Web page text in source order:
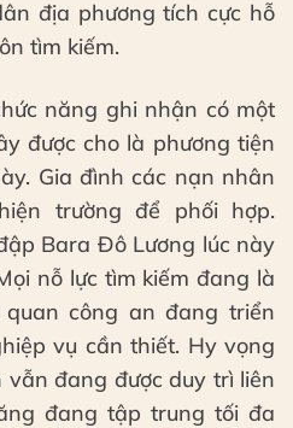
địa phương tích cực hỗ
tìm kiếm.
năng ghi nhận có một
được cho là phương tiện
Gia đình các nạn nhân
trường để phối hợp.
Bara Đô Lương lúc này
nỗ lực tìm kiếm đang là
công an đang triển
vụ cần thiết. Hy vọng
đang được duy trì liên
đang tập trung tối đa